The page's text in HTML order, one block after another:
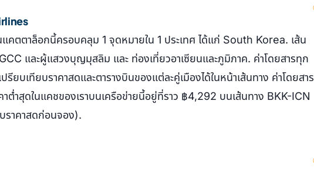
คตตาล็อกนี้ครอบคลุม 1 จุดหมายใน 1 ประเทศ ได้แก่ South Korea. เส้น
และผู้แสวงบุญมุสลิม และ ท่องเที่ยวอาเซียนและภูมิภาค. ค่าโดยสารทุก
รียบเทียบราคาสดและตารางบินของแต่ละคู่เมืองได้ในหน้าเส้นทาง ค่าโดยสาร
ต่ำสุดในแคชของเราบนเครือข่ายนี้อยู่ที่ราว ฿4,292 บนเส้นทาง BKK-ICN
ราคาสดก่อนจอง).